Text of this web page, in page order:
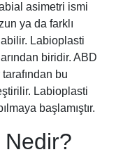
asimetri ismi
ya da farklı
Labioplasti
biridir. ABD
bu
Labioplasti
başlamıştır.
Nedir?